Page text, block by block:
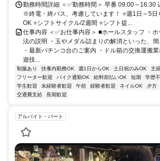
勤務時間詳細 ＜✅勤務時間＞ 早番 09:00～16:30
※終電・終バス、考慮しています！ ⭐週1日～5日
OK ⭐シフトサイクル/2週間 ⭐シフト提...
仕事内容 ＜✅お仕事内容＞ ■ホールスタッフ ・
法の説明 ・玉やメダル詰まりの解消といった、
・最新パチンコ台のご案内 ・ドル箱の交換運搬
遊技...
制服あり 扶養内勤務OK 週1日からOK 土日祝のみOK
主
フリーター歓迎
バイク通勤OK 給料前払いOK 短期 学歴
学生歓迎
未経験者歓迎 午前 経験者歓迎 ネイルOK 夕方
交通費支給
長期歓迎
アルバイト・パート